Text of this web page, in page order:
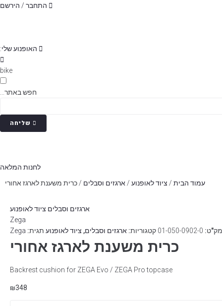
התחבר / הירשם
האופנוע שלי:
bike
חפש באתר...
שליחה
לחנות המלאה
עמוד הבית / ציוד לאופנוע / ארגזים וסבלים / כרית משענת לארגז אחורי
ארגזים וסבלים ציוד לאופנוע
Zega
מק"ט: 01-050-0902-0 קטגוריות: ארגזים וסבלים, ציוד לאופנוע תגית: Zega
כרית משענת לארגז אחורי
Backrest cushion for ZEGA Evo / ZEGA Pro topcase
₪348